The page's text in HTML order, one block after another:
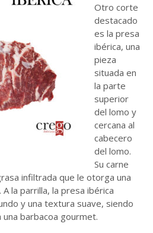
Otro corte
destacado
es la presa
ibérica, una
pieza
situada en
la parte
superior
del lomo y
cercana al
cabecero
del lomo.
Su carne
infiltrada que le otorga una
la parrilla, la presa ibérica
y una textura suave, siendo
barbacoa gourmet.